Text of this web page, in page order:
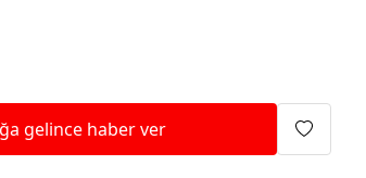
gelince haber ver